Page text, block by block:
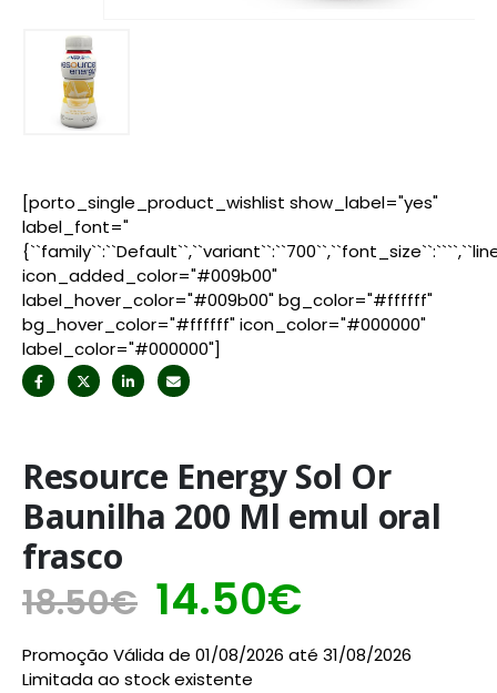
[porto_single_product_wishlist show_label="yes"
label_font="
icon_added_color="#009b00"
label_hover_color="#009b00" bg_color="#ffffff"
bg_hover_color="#ffffff" icon_color="#000000"
label_color="#000000"]
Resource Energy Sol Or
Baunilha 200 Ml emul oral
frasco
18.50€ 14.50€
Promoção Válida de 01/08/2026 até 31/08/2026
Limitada ao stock existente